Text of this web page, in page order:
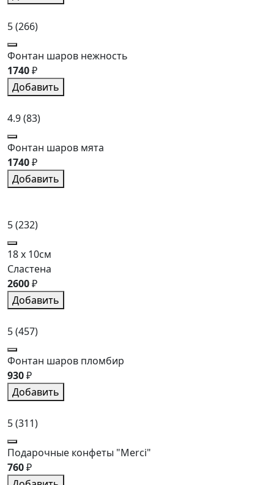
5(266)
Фонтан шаров нежность
1740₽
Добавить
4.9(83)
Фонтан шаров мята
1740₽
Добавить
5(232)
18 x 10см
Сластена
2600₽
Добавить
5(457)
Фонтан шаров пломбир
930₽
Добавить
5(311)
Подарочные конфеты "Merci"
760₽